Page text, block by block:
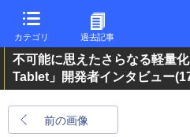
カテゴリ 過去記事
不可能に思えたさらなる軽量
Tablet」開発者インタビュー
前の画像